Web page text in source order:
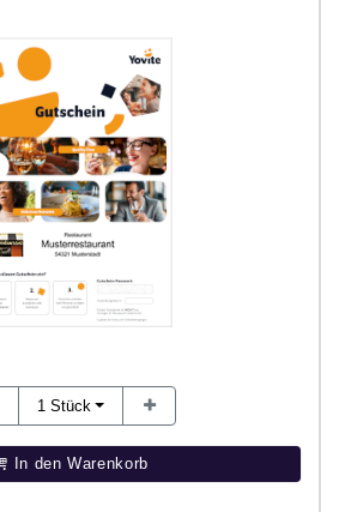
1 Stück
In den Warenkorb